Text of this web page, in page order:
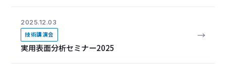
2025.12.03
技術講演会
実用表面分析セミナー2025
→